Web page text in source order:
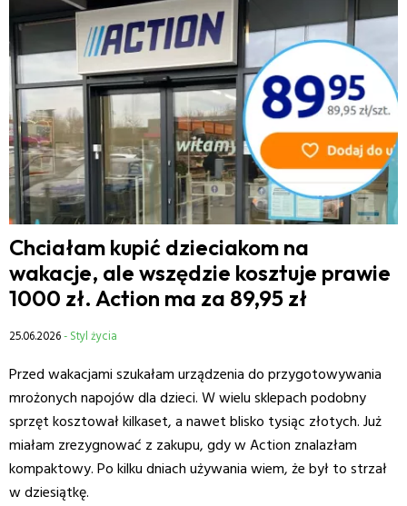
Chciałam kupić dzieciakom na
wakacje, ale wszędzie kosztuje prawie
1000 zł. Action ma za 89,95 zł
25.06.2026- Styl życia
Przed wakacjami szukałam urządzenia do przygotowywania
mrożonych napojów dla dzieci. W wielu sklepach podobny
sprzęt kosztował kilkaset, a nawet blisko tysiąc złotych. Już
miałam zrezygnować z zakupu, gdy w Action znalazłam
kompaktowy. Po kilku dniach używania wiem, że był to strzał
w dziesiątkę.